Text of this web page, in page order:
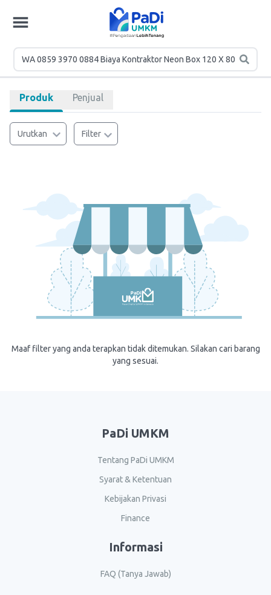
Produk Penjual
Urutkan Filter
Maaf filter yang anda terapkan tidak ditemukan. Silakan cari barang
yang sesuai.
PaDi UMKM
Tentang PaDi UMKM
Syarat & Ketentuan
Kebijakan Privasi
Finance
Informasi
FAQ (Tanya Jawab)